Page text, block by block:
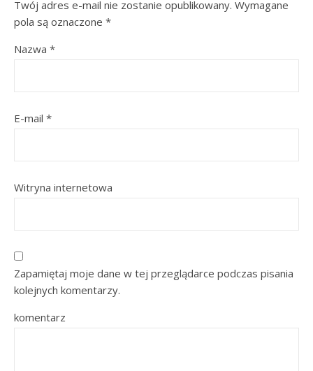
Twój adres e-mail nie zostanie opublikowany. Wymagane
pola są oznaczone *
Nazwa *
E-mail *
Witryna internetowa
Zapamiętaj moje dane w tej przeglądarce podczas pisania
kolejnych komentarzy.
komentarz